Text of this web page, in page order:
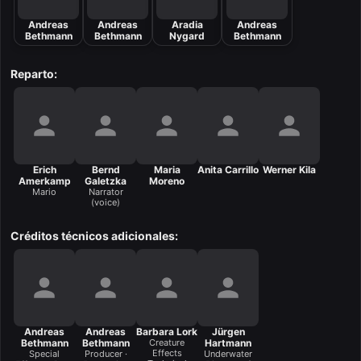
Andreas
Bethmann
Andreas
Bethmann
Aradia
Nygard
Andreas
Bethmann
Reparto:
Erich
Amerkamp
Mario
Bernd
Galetzka
Narrator
(voice)
Maria
Moreno
Anita Carrillo Werner Kila
Créditos técnicos adicionales:
Andreas
Bethmann
Special
Andreas
Bethmann
Producer ·
Barbara Lork
Creature
Effects
Jürgen
Hartmann
Underwater